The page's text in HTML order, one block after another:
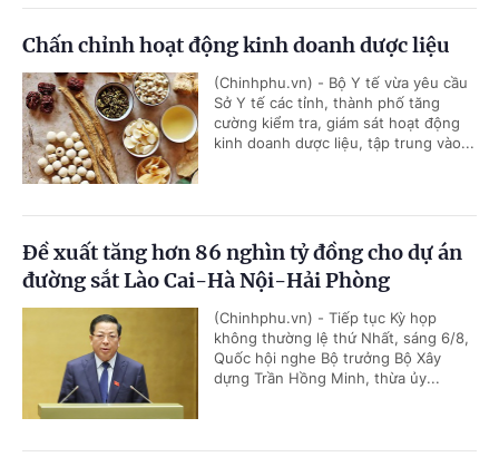
Chấn chỉnh hoạt động kinh doanh dược liệu
(Chinhphu.vn) - Bộ Y tế vừa yêu cầu
Sở Y tế các tỉnh, thành phố tăng
cường kiểm tra, giám sát hoạt động
kinh doanh dược liệu, tập trung vào...
Đề xuất tăng hơn 86 nghìn tỷ đồng cho dự án
đường sắt Lào Cai-Hà Nội-Hải Phòng
(Chinhphu.vn) - Tiếp tục Kỳ họp
không thường lệ thứ Nhất, sáng 6/8,
Quốc hội nghe Bộ trưởng Bộ Xây
dựng Trần Hồng Minh, thừa ủy...